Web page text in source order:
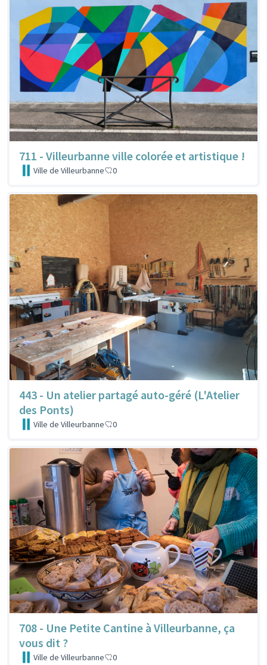
711 - Villeurbanne ville colorée et artistique !
Ville de Villeurbanne 0
443 - Un atelier partagé auto-géré (L'Atelier
des Ponts)
Ville de Villeurbanne 0
708 - Une Petite Cantine à Villeurbanne, ça
vous dit ?
Ville de Villeurbanne 0